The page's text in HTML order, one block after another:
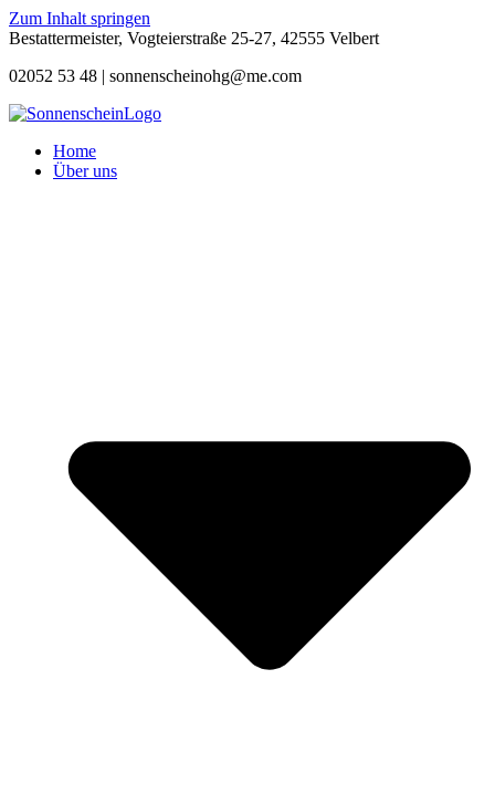
Zum Inhalt springen
Bestattermeister, Vogteierstraße 25-27, 42555 Velbert
02052 53 48 | sonnenscheinohg@me.com
Home
Über uns